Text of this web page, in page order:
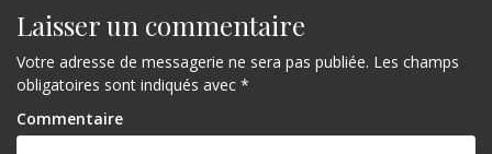
Laisser un commentaire
Votre adresse de messagerie ne sera pas publiée. Les champs
obligatoires sont indiqués avec *
Commentaire